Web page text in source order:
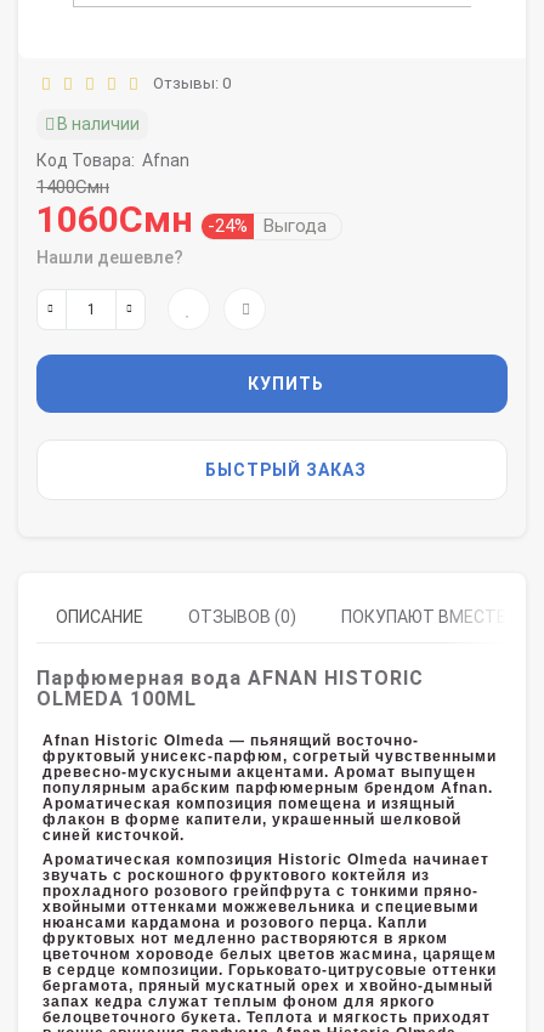
Отзывы: 0
В наличии
Код Товара: Afnan
1400Смн
1060Смн -24% Выгода
Нашли дешевле?
КУПИТЬ
БЫСТРЫЙ ЗАКАЗ
ОПИСАНИЕ ОТЗЫВОВ (0) ПОКУПАЮТ ВМЕСТЕ
Парфюмерная вода AFNAN HISTORIC
OLMEDA 100ML
Afnan Historic Olmeda — пьянящий восточно-
фруктовый унисекс-парфюм, согретый чувственными
древесно-мускусными акцентами. Аромат выпущен
популярным арабским парфюмерным брендом Afnan.
Ароматическая композиция помещена и изящный
флакон в форме капители, украшенный шелковой
синей кисточкой.
Ароматическая композиция Historic Olmeda начинает
звучать с роскошного фруктового коктейля из
прохладного розового грейпфрута с тонкими пряно-
хвойными оттенками можжевельника и специевыми
нюансами кардамона и розового перца. Капли
фруктовых нот медленно растворяются в ярком
цветочном хороводе белых цветов жасмина, царящем
в сердце композиции. Горьковато-цитрусовые оттенки
бергамота, пряный мускатный орех и хвойно-дымный
запах кедра служат теплым фоном для яркого
белоцветочного букета. Теплота и мягкость приходят